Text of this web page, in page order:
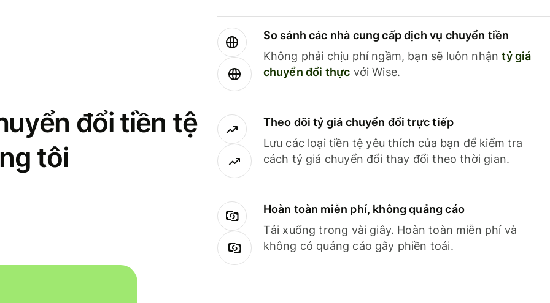
đổi tiền tệ
tôi
So sánh các nhà cung cấp dịch vụ chuyển tiền
Không phải chịu phí ngầm, bạn sẽ luôn nhậntỷ giá
chuyển đổi thực với Wise.
Theo dõi tỷ giá chuyển đổi trực tiếp
Lưu các loại tiền tệ yêu thích của bạn để kiểm tra
cách tỷ giá chuyển đổi thay đổi theo thời gian.
Hoàn toàn miễn phí, không quảng cáo
Tải xuống trong vài giây. Hoàn toàn miễn phí và
không có quảng cáo gây phiền toái.